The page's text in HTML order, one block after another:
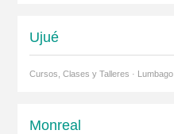
Ujué
Cursos, Clases y Talleres · Lumbago
Monreal